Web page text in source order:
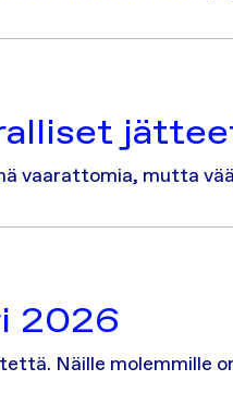
vaarattomia, mutta
2026
Näille molemmille